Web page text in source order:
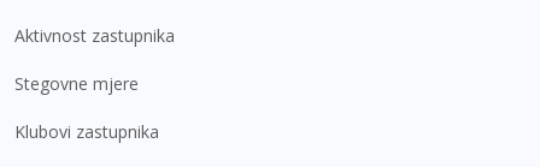
Aktivnost zastupnika
Stegovne mjere
Klubovi zastupnika